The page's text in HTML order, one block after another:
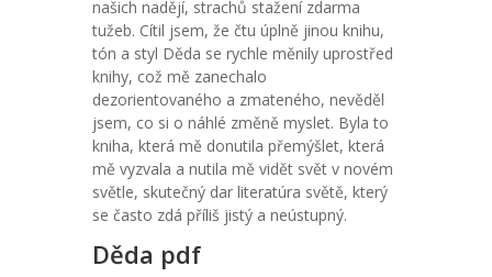
našich nadějí, strachů stažení zdarma​
tužeb. Cítil jsem, že čtu úplně jinou knihu,
tón a styl Děda se rychle měnily uprostřed
knihy, což mě zanechalo
dezorientovaného a zmateného, nevěděl
jsem, co si o náhlé změně myslet. Byla to
kniha, která mě donutila přemýšlet, která
mě vyzvala a nutila mě vidět svět v novém
světle, skutečný dar literatúra světě, který
se často zdá příliš jistý a neústupný.
Děda pdf